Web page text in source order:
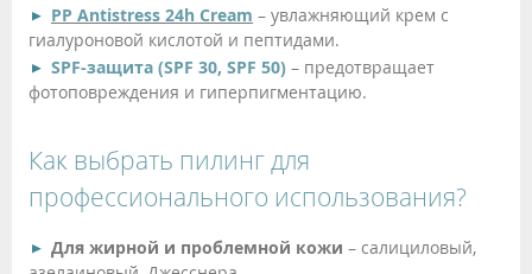
PP Antistress 24h Cream – увлажняющий крем с
гиалуроновой кислотой и пептидами.
SPF-защита (SPF 30, SPF 50) – предотвращает
фотоповреждения и гиперпигментацию.
Как выбрать пилинг для
профессионального использования?
Для жирной и проблемной кожи – салициловый,